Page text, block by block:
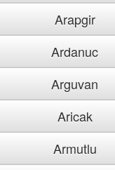
Arapgir
Ardanuc
Arguvan
Aricak
Armutlu